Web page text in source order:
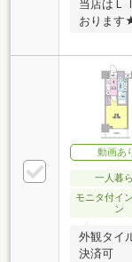
当店はＬ
おります
動画あ
一人暮
モニタ付イ
ン
外観タイ
決済可